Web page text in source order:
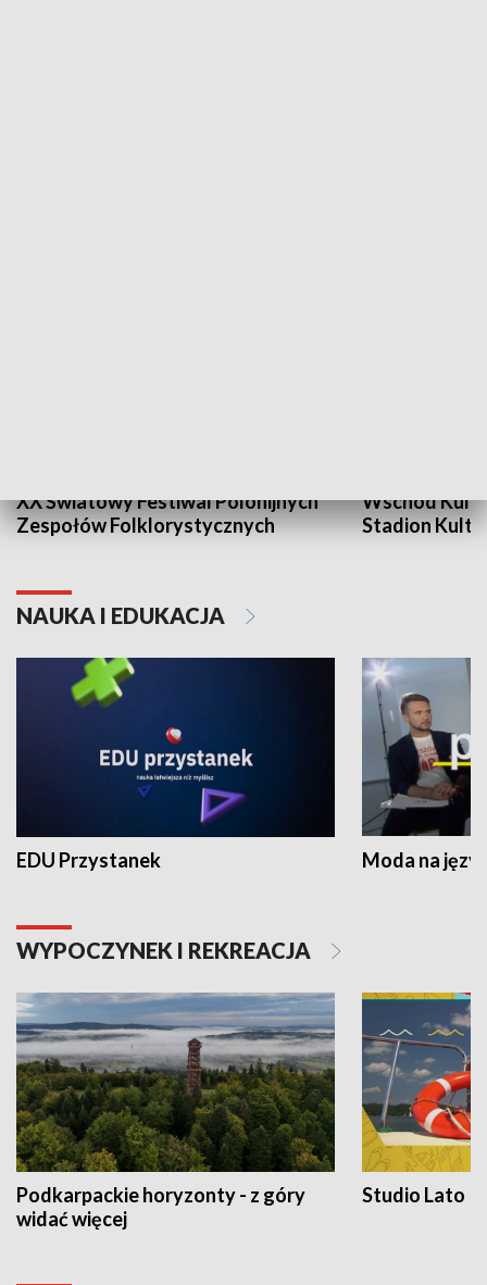
XX Światowy Festiwal Polonijnych
Zespołów Folklorystycznych
Wschód
Stadion
NAUKA I EDUKACJA
EDU Przystanek Moda na
WYPOCZYNEK I REKREACJA
Podkarpackie horyzonty - z góry
widać więcej
Studio Lato